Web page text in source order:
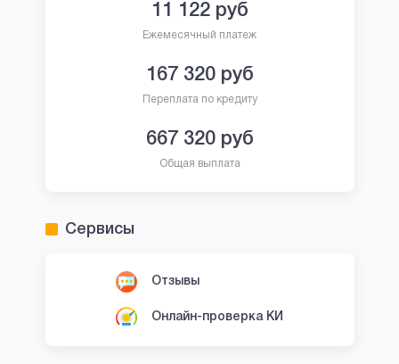
11 122руб
Ежемесячный платеж
167 320руб
Переплата по кредиту
667 320руб
Общая выплата
Сервисы
Отзывы
Онлайн-проверка КИ